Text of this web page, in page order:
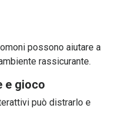
possono aiutare a
rassicurante.
e gioco
può distrarlo e